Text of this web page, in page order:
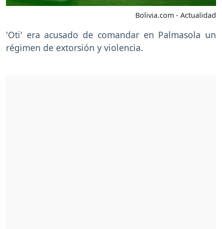
Bolivia.com - Actualidad
'Oti' era acusado de comandar en Palmasola un
régimen de extorsión y violencia.